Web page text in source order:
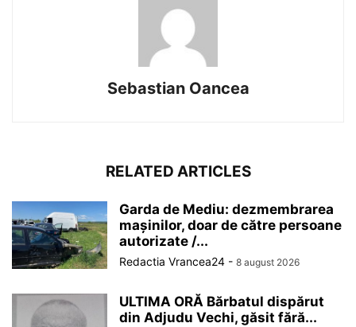
Sebastian Oancea
RELATED ARTICLES
Garda de Mediu: dezmembrarea
mașinilor, doar de către persoane
autorizate /...
Redactia Vrancea24 - 8 august 2026
ULTIMA ORĂ Bărbatul dispărut
din Adjudu Vechi, găsit fără...